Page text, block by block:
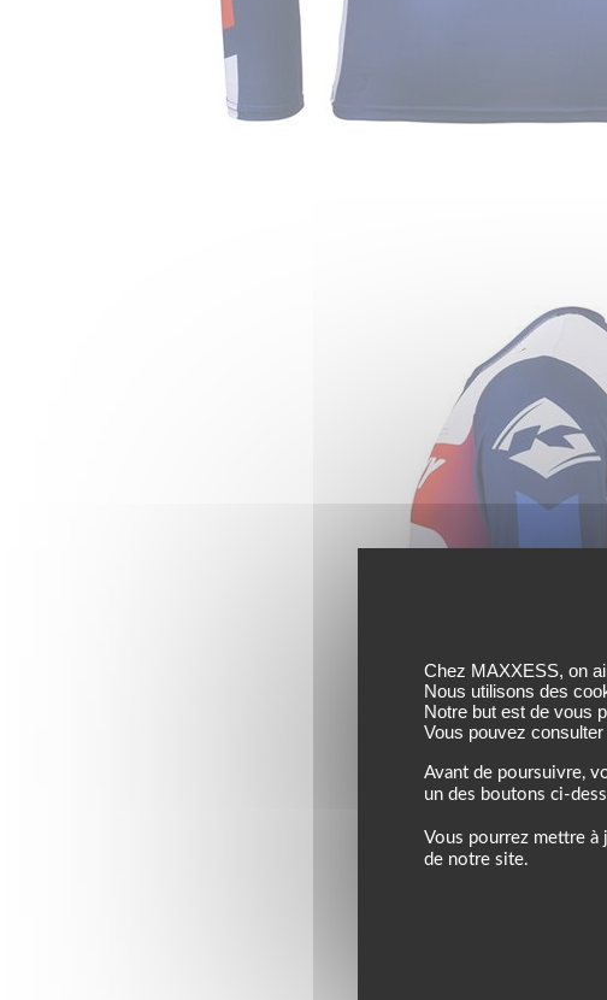
Chez MAXXESS, on
Nous utilisons des
Notre but est de vous
Vous pouvez
Avant de poursuivre,
un des boutons ci-
Vous pourrez mettre
de notre site.